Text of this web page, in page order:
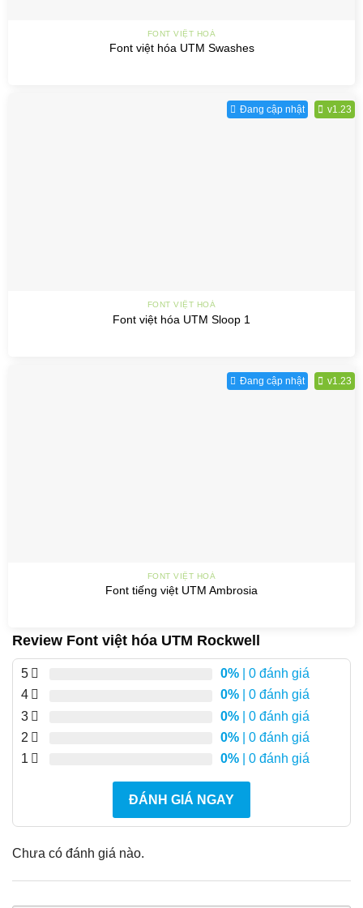
FONT VIỆT HOÁ
Font việt hóa UTM Swashes
Đang cập nhật v1.23
FONT VIỆT HOÁ
Font việt hóa UTM Sloop 1
Đang cập nhật v1.23
FONT VIỆT HOÁ
Font tiếng việt UTM Ambrosia
Review Font việt hóa UTM Rockwell
5 0% | 0 đánh giá
4
0% | 0 đánh giá
3
0% | 0 đánh giá
2
0% | 0 đánh giá
1
0% | 0 đánh giá
ĐÁNH GIÁ NGAY
Chưa có đánh giá nào.